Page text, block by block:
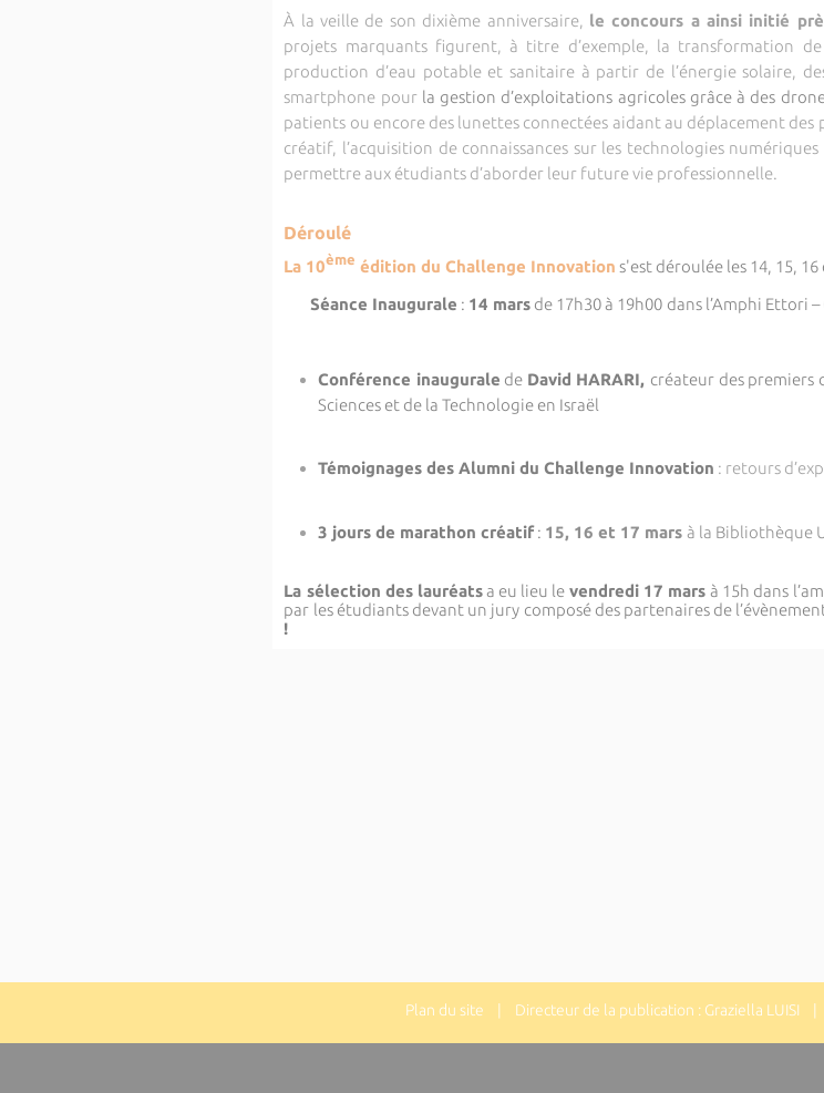
À la veille de son dixième anniversaire, le concours a ainsi initié
projets marquants figurent, à titre d’exemple, la transformation
production d’eau potable et sanitaire à partir de l’énergie solaire,
smartphone pour la gestion d’exploitations agricoles grâce à des
patients ou encore des lunettes connectées aidant au déplacement
créatif, l’acquisition de connaissances sur les technologies
permettre aux étudiants d’aborder leur future vie professionnelle.
Déroulé
La 10ème édition du Challenge Innovation s'est déroulée les 14, 15, 16
Séance Inaugurale : 14 mars de 17h30 à 19h00 dans l’Amphi Ettori
Conférence inaugurale de David HARARI, créateur des premiers
Sciences et de la Technologie en Israël
Témoignages des Alumni du Challenge Innovation : retours
3 jours de marathon créatif: 15, 16 et 17 marsà la Bibliothèque
La sélection des lauréatsa eu lieu le vendredi 17 marsà 15h dans
par les étudiants devant un jury composé des partenaires de
!
Plan du site | Directeur de la publication : Graziella LUISI |